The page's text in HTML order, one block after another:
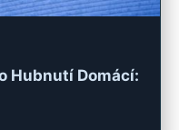
Hubnutí Domácí: